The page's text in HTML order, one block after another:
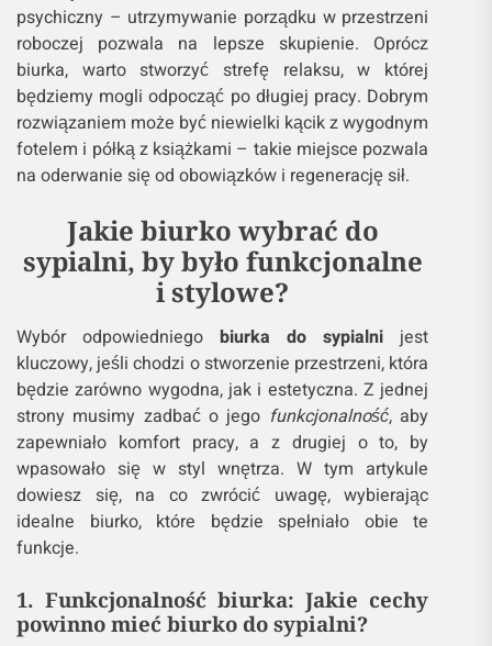
psychiczny – utrzymywanie porządku w przestrzeni
roboczej pozwala na lepsze skupienie. Oprócz
biurka, warto stworzyć strefę relaksu, w której
będziemy mogli odpocząć po długiej pracy. Dobrym
rozwiązaniem może być niewielki kącik z wygodnym
fotelem i półką z książkami – takie miejsce pozwala
na oderwanie się od obowiązków i regenerację sił.
Jakie biurko wybrać do
sypialni, by było funkcjonalne
i stylowe?
Wybór odpowiedniegobiurka do sypialni jest
kluczowy, jeśli chodzi o stworzenie przestrzeni, która
będzie zarówno wygodna, jak i estetyczna. Z jednej
strony musimy zadbać o jego funkcjonalność, aby
zapewniało komfort pracy, a z drugiej o to, by
wpasowało się w styl wnętrza. W tym artykule
dowiesz się, na co zwrócić uwagę, wybierając
idealne biurko, które będzie spełniało obie te
funkcje.
1. Funkcjonalność biurka: Jakie cechy
powinno mieć biurko do sypialni?